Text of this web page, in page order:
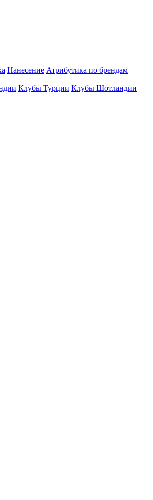
Нанесение Атрибутика по брендам
Клубы Турции Клубы Шотландии